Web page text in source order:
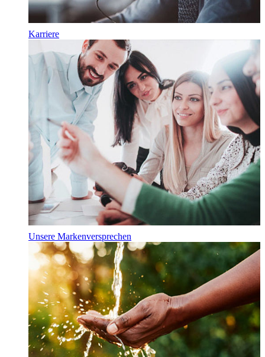
Karriere
Unsere Markenversprechen